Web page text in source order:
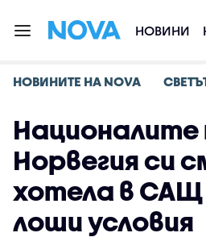
НОВИНИ
НОВИНИТЕ НА NOVA
Националите
Норвегия си
хотела в САЩ
лоши условия